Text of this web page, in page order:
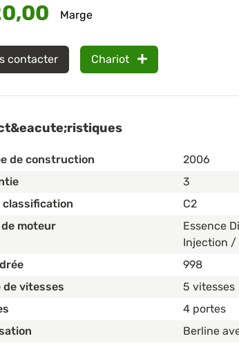
Marge
contacter Chariot
de construction
2006
3
classification
C2
moteur
Essence
Injection /
998
de vitesses
5 vitesses
4 portes
Berline